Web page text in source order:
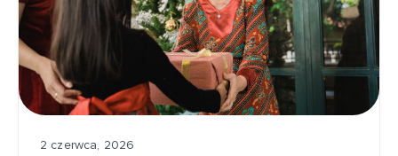
2 czerwca, 2026